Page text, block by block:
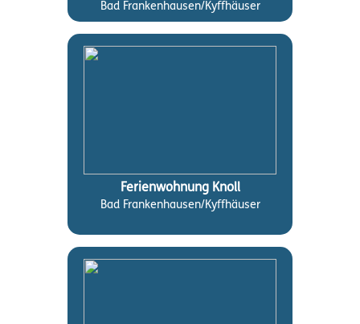
Bad Frankenhausen/Kyffhäuser
Ferienwohnung Knoll
Bad Frankenhausen/Kyffhäuser